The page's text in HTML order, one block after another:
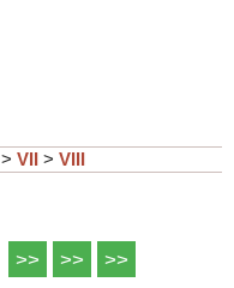
> VII > VIII
>> >> >>